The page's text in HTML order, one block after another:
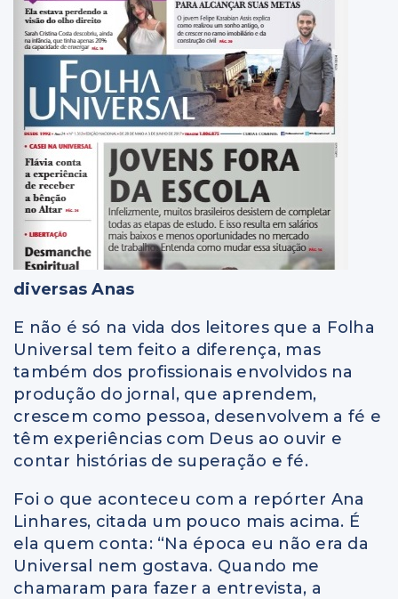
diversas Anas
E não é só na vida dos leitores que a Folha
Universal tem feito a diferença, mas
também dos profissionais envolvidos na
produção do jornal, que aprendem,
crescem como pessoa, desenvolvem a fé e
têm experiências com Deus ao ouvir e
contar histórias de superação e fé.
Foi o que aconteceu com a repórter Ana
Linhares, citada um pouco mais acima. É
ela quem conta: “Na época eu não era da
Universal nem gostava. Quando me
chamaram para fazer a entrevista, a